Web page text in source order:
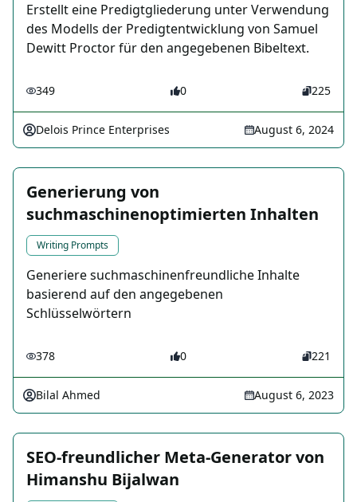
Erstellt eine Predigtgliederung unter Verwendung
des Modells der Predigtentwicklung von Samuel
Dewitt Proctor für den angegebenen Bibeltext.
349 0 225
Delois Prince Enterprises August 6, 2024
Generierung von
suchmaschinenoptimierten Inhalten
Writing Prompts
Generiere suchmaschinenfreundliche Inhalte
basierend auf den angegebenen
Schlüsselwörtern
378 0 221
Bilal Ahmed August 6, 2023
SEO-freundlicher Meta-Generator von
Himanshu Bijalwan